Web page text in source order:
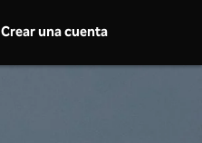
Crear una cuenta